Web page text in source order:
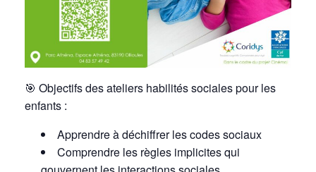
🎯 Objectifs des ateliers habilités sociales pour les
enfants :
Apprendre à déchiffrer les codes sociaux
Comprendre les règles implicites qui